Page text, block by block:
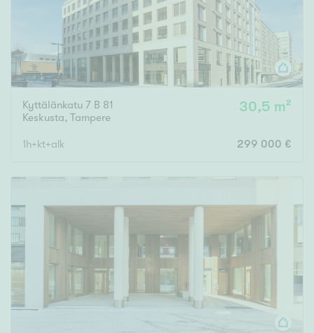
Kyttälänkatu 7 B 81
Keskusta, Tampere
30,5 m²
1h+kt+alk 299 000 €